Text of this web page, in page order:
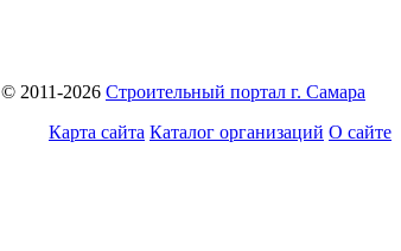
© 2011-2026 Строительный портал г. Самара
Карта сайта Каталог организаций О сайте